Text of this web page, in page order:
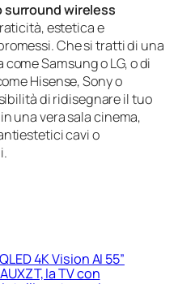
surround wireless
estetica e
Che si tratti di una
Samsung o LG, o di
Hisense, Sony o
di ridisegnare il tuo
una vera sala cinema,
cavi o
4K Vision AI 55”
la TV con